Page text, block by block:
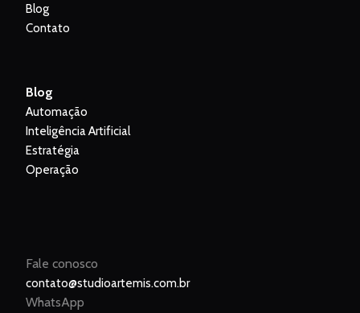
Blog
Contato
Blog
Automação
Inteligência Artificial
Estratégia
Operação
Fale conosco
contato@studioartemis.com.br
WhatsApp